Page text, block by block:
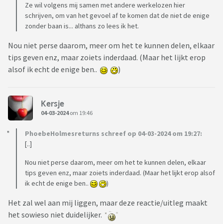
Ze wil volgens mij samen met andere werkelozen hier
schrijven, om van het gevoel af te komen dat de niet de enige
zonder baan is... althans zo lees ik het.
Nou niet perse daarom, meer om het te kunnen delen, elkaar
tips geven enz, maar zoiets inderdaad. (Maar het lijkt erop
alsof ik echt de enige ben..
)
Kersje
04-03-2024om 19:46
PhoebeHolmesreturns schreef op 04-03-2024 om 19:27:
[..]
Nou niet perse daarom, meer om het te kunnen delen, elkaar
tips geven enz, maar zoiets inderdaad. (Maar het lijkt erop alsof
ik echt de enige ben..
)
Het zal wel aan mij liggen, maar deze reactie/uitleg maakt
het sowieso niet duidelijker.